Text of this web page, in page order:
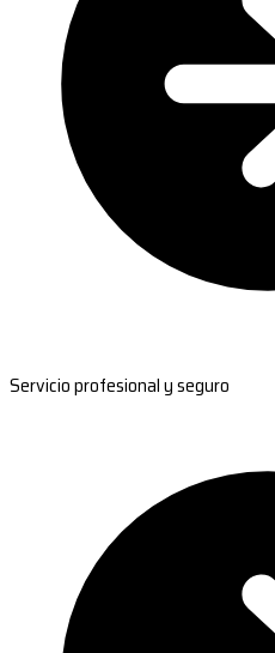
Servicio profesional y seguro